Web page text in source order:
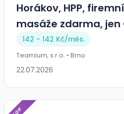
Horákov, HPP,
masáže zdarma, jen
142 - 142 Kč/měs.
Teamium, s.r.o. • Brno
22.07.2026